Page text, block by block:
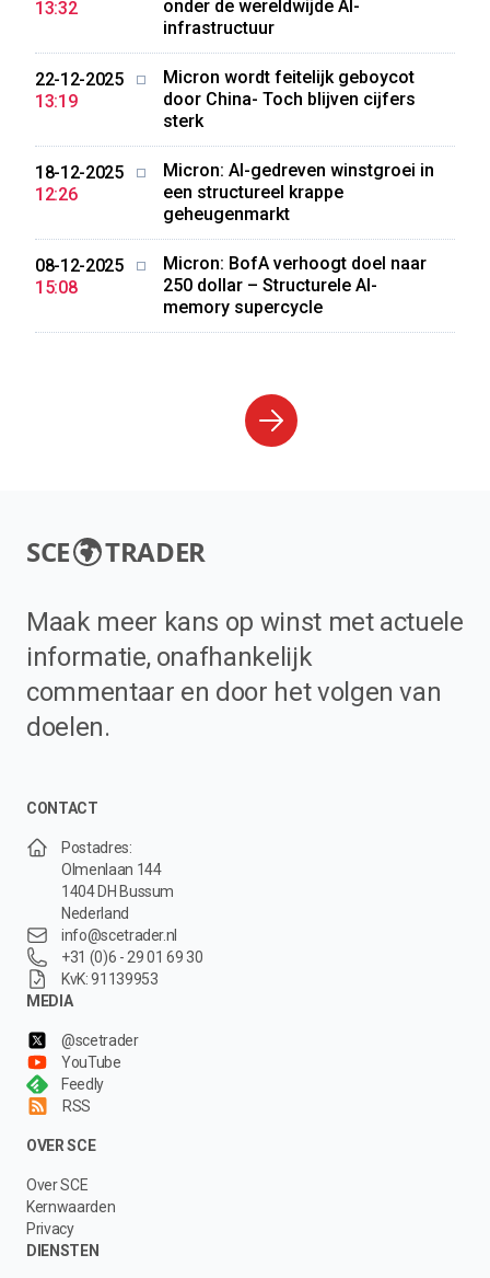
13:32
onder de wereldwijde AI-
infrastructuur
22-12-2025
13:19
Micron wordt feitelijk geboycot
door China- Toch blijven cijfers
sterk
18-12-2025
12:26
Micron: AI-gedreven winstgroei in
een structureel krappe
geheugenmarkt
08-12-2025
15:08
Micron: BofA verhoogt doel naar
250 dollar – Structurele AI-
memory supercycle
SCE TRADER
Maak meer kans op winst met actuele
informatie, onafhankelijk
commentaar en door het volgen van
doelen.
CONTACT
Postadres:
Olmenlaan 144
1404 DH Bussum
Nederland
info@scetrader.nl
+31 (0)6 - 29 01 69 30
KvK: 91139953
MEDIA
@scetrader
YouTube
Feedly
RSS
OVER SCE
Over SCE
Kernwaarden
Privacy
DIENSTEN